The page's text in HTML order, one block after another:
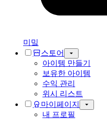
미밐
스토어
아이템 만들기
보유한 아이템
수익 관리
위시 리스트
마이페이지
내 프로필